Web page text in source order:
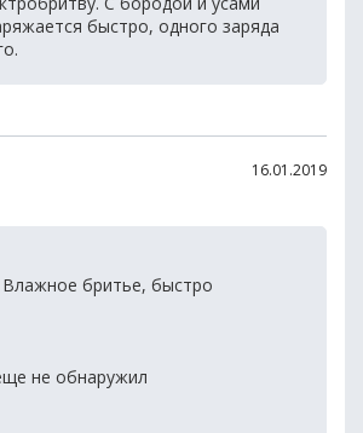
быстро, одного заряда
16.01.2019
Влажное бритье, быстро
не обнаружил